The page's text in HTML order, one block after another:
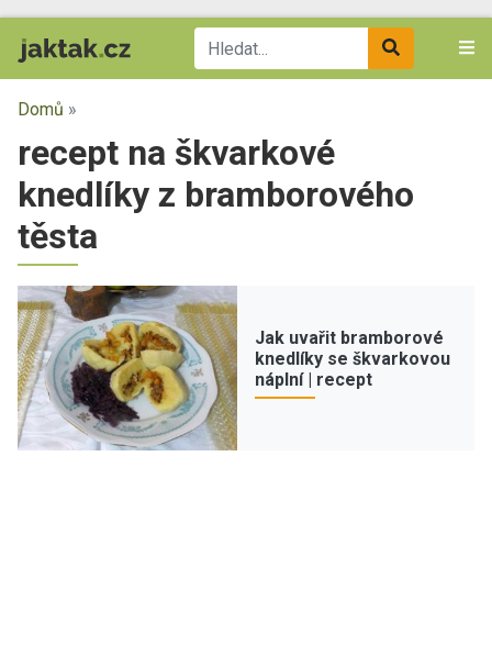
Domů »
recept na škvarkové
knedlíky z bramborového
těsta
Jak uvařit bramborové
knedlíky se škvarkovou
náplní | recept